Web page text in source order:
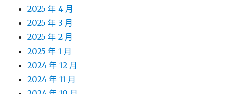
2025 年 4 月
2025 年 3 月
2025 年 2 月
2025 年 1 月
2024 年 12 月
2024 年 11 月